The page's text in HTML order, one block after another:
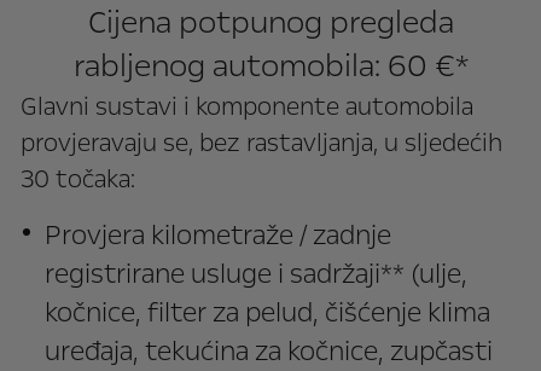
Cijena potpunog pregleda
rabljenog automobila: 60 €*
Glavni sustavi i komponente automobila
provjeravaju se, bez rastavljanja, u sljedećih
30 točaka:
Provjera kilometraže / zadnje
registrirane usluge i sadržaji** (ulje,
kočnice, filter za pelud, čišćenje klima
uređaja, tekućina za kočnice, zupčasti